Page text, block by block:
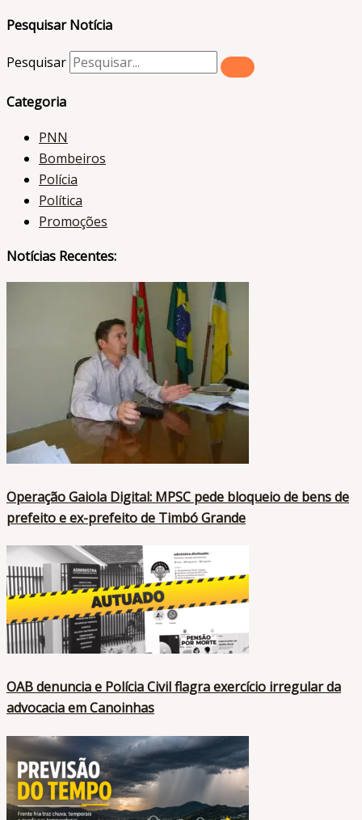
Pesquisar Notícia
Pesquisar
Categoria
PNN
Bombeiros
Polícia
Política
Promoções
Notícias Recentes:
Operação Gaiola Digital: MPSC pede bloqueio de bens de
prefeito e ex-prefeito de Timbó Grande
OAB denuncia e Polícia Civil flagra exercício irregular da
advocacia em Canoinhas